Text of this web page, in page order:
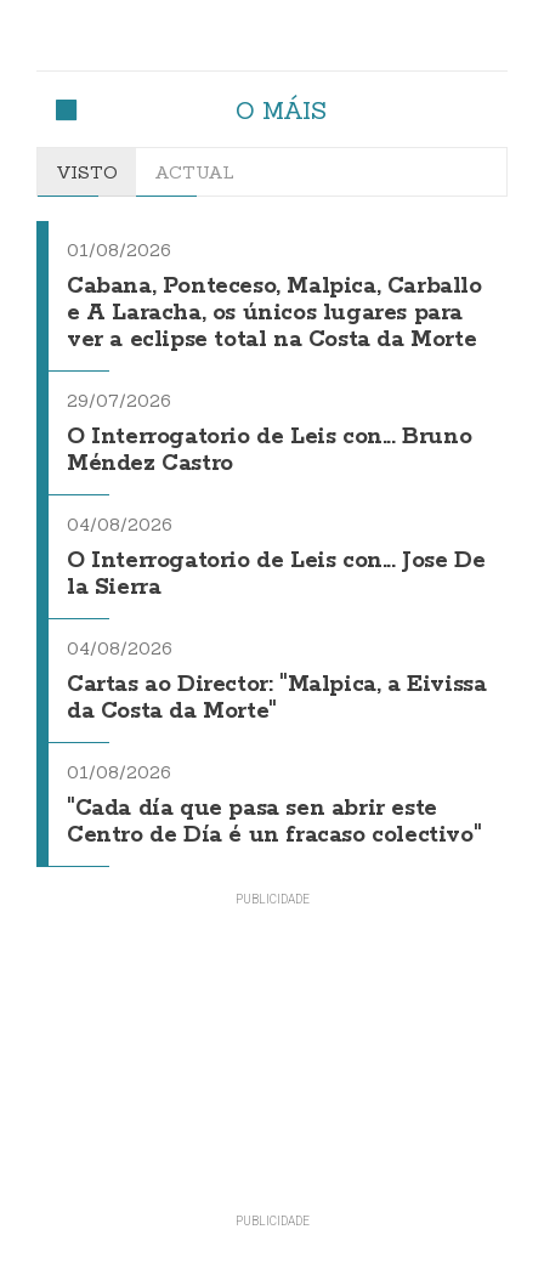
O MÁIS
VISTO ACTUAL
01/08/2026
Cabana, Ponteceso, Malpica, Carballo
e A Laracha, os únicos lugares para
ver a eclipse total na Costa da Morte
29/07/2026
O Interrogatorio de Leis con... Bruno
Méndez Castro
04/08/2026
O Interrogatorio de Leis con... Jose De
la Sierra
04/08/2026
Cartas ao Director: "Malpica, a Eivissa
da Costa da Morte"
01/08/2026
"Cada día que pasa sen abrir este
Centro de Día é un fracaso colectivo"